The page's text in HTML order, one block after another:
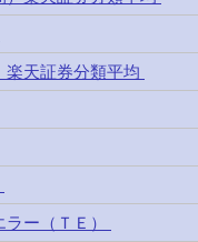
楽天証券分類平均
ラー（ＴＥ）